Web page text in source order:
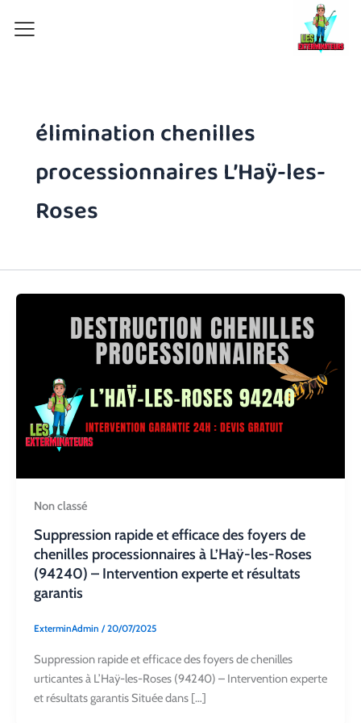
élimination chenilles
processionnaires L’Haÿ-les-
Roses
Non classé
Suppression rapide et efficace des foyers de
chenilles processionnaires à L’Haÿ-les-Roses
(94240) – Intervention experte et résultats
garantis
ExterminAdmin /20/07/2025
Suppression rapide et efficace des foyers de chenilles
urticantes à L’Haÿ-les-Roses (94240) – Intervention experte
et résultats garantis Située dans […]